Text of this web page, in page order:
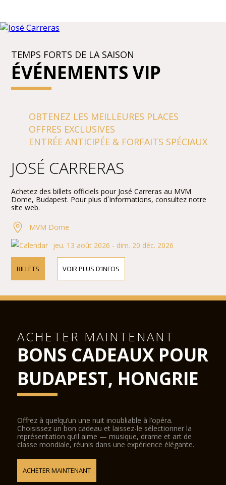
TEMPS FORTS DE LA SAISON
ÉVÉNEMENTS VIP
OBTENEZ LES MEILLEURES PLACES
OFFRES EXCLUSIVES
ENTRÉE ANTICIPÉE & FORFAITS SPÉCIAUX
JOSÉ CARRERAS
Achetez des billets officiels pour José Carreras au MVM
Dome, Budapest. Pour plus d´informations, consultez notre
site web.
MVM Dome
jeu. 13 août 2026 - dim. 20 déc. 2026
BILLETS VOIR PLUS D’INFOS
ACHETER MAINTENANT
BONS CADEAUX POUR
BUDAPEST, HONGRIE
Offrez à quelqu’un une nuit inoubliable à l’opéra.
Choisissez un bon cadeau et laissez-le sélectionner la
représentation qu’il aime — musique, drame et art de
classe mondiale, réunis dans une expérience élégante.
ACHETER MAINTENANT